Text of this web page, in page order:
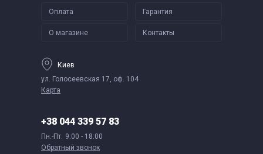
Оплата Гарантия
О магазине Контакты
Киев
ул. Голосеевская 17, оф. 104
Карта
+38 044 339 57 83
Пн.-Пт. 9:00 - 18:00
Обратный звонок